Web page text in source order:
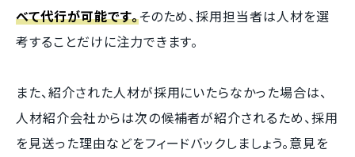
べて代行が可能です。そのため、採用担当者は人材を選
考することだけに注力できます。
また、紹介された人材が採用にいたらなかった場合は、
人材紹介会社からは次の候補者が紹介されるため、採用
を見送った理由などをフィードバックしましょう。意見を